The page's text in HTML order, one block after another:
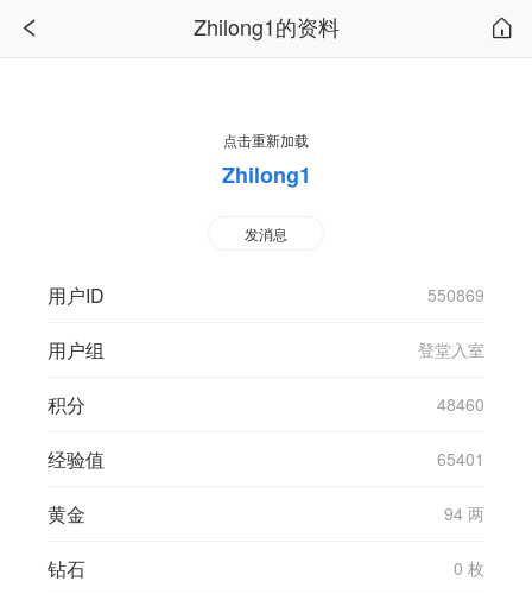
Zhilong1的资料
点击重新加载
Zhilong1
发消息
用户ID 550869
用户组 登堂入室
积分 48460
经验值 65401
黄金 94 两
钻石 0 枚